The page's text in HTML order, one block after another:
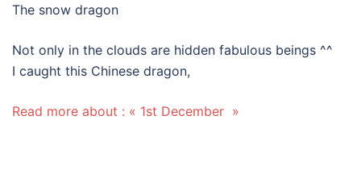
The snow dragon
Not only in the clouds are hidden fabulous beings ^^
I caught this Chinese dragon,
Read more about : « 1st December »